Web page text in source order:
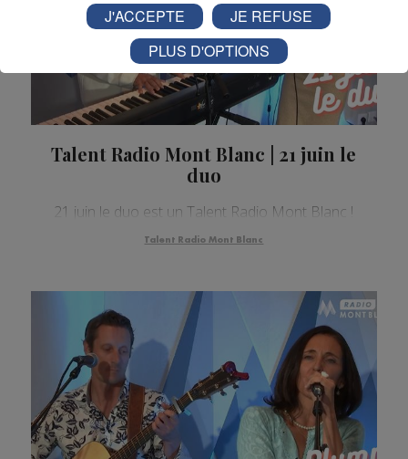
Talent Radio Mont Blanc | 21 juin le
duo
21 juin le duo est un Talent Radio Mont Blanc !
Talent Radio Mont Blanc
J'ACCEPTE
JE REFUSE
PLUS D'OPTIONS